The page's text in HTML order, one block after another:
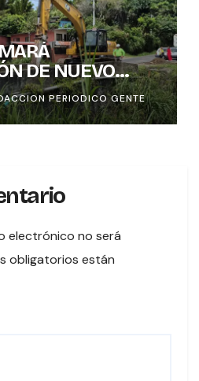
DE NUEVO
TRAS
DE
PERIODICO GENTE
electrónico no será
obligatorios están